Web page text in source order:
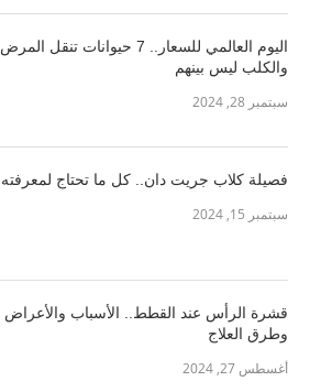
اليوم العالمي للسعار.. 7 حيوانات تنقل المرض
والكلب ليس بينهم
سبتمبر 28, 2024
فصيلة كلاب جريت دان.. كل ما تحتاج لمعرفته
سبتمبر 15, 2024
قشرة الرأس عند القطط.. الأسباب والأعراض
وطرق العلاج
أغسطس 27, 2024